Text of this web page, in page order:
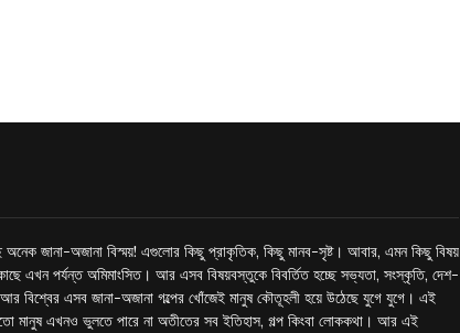
জানা-অজানা বিস্ময়! এগুলোর কিছু প্রাকৃতিক, কিছু মানব-সৃষ্ট। আবার, এমন কিছু বিষয়
এখন পর্যন্ত অমিমাংসিত। আর এসব বিষয়বস্তুকে বিবর্তিত হচ্ছে সভ্যতা, সংস্কৃতি, দেশ-
বিশ্বের এসব জানা-অজানা গল্পের খোঁজেই মানুষ কৌতূহলী হয়ে উঠেছে যুগে যুগে। এই
মানুষ এখনও ভুলতে পারে না অতীতের সব ইতিহাস, গল্প কিংবা লোককথা। আর এই